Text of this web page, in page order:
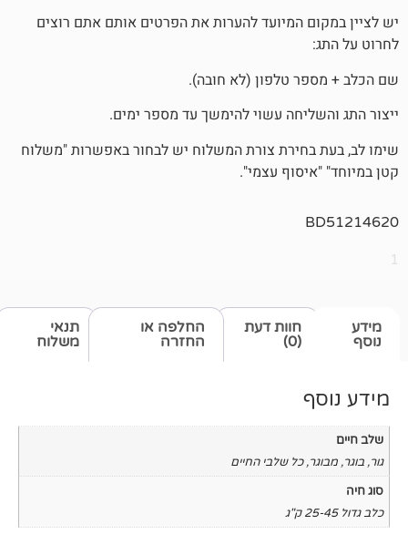
המיועד להערות את הפרטים אותם אתם רוצים
טלפון (לא חובה).
עשוי להימשך עד מספר ימים.
צורת המשלוח יש לבחור באפשרות "משלוח
עצמי".
תנאי
משלוח
חוות דעת
החלפה או
החזרה
כל שלבי החיים